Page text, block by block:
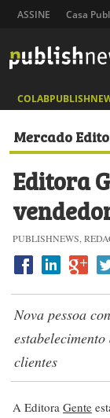
ASSINE Casa
Mercado
Editora
PUBLISHNEWS,
Nova pessoa
clientes
A Editora Gente